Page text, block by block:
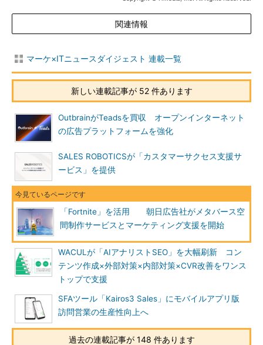
関連情報
マーケ×ITニュースダイジェスト 連載一覧
新しい連載記事が 52 件あります
OutbrainがTeadsを買収 オープンインターネット
の広告プラットフォームを強化
SALES ROBOTICSが「カスタマーサクセス支援サ
ービス」を提供
「Fortnite」を活用 朝日広告社がメタバース空
間制作サービスとマーケティング支援を開始
WACULが「AIアナリストSEO」を大幅刷新 コン
テンツ作成×外部対策×内部対策×CVR改善をワンス
トップで支援
SFAツール「Kairos3 Sales」にモバイルアプリ版
訪問営業の生産性向上へ
過去の連載記事が 148 件あります